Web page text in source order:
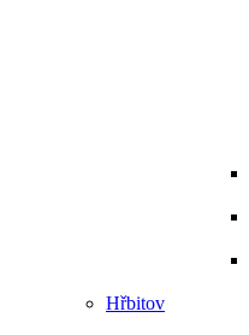
Hřbitov